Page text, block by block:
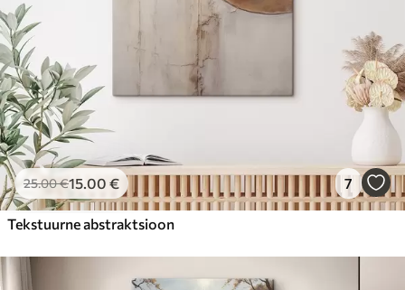
25.00€15.00 € 7
Tekstuurne abstraktsioon